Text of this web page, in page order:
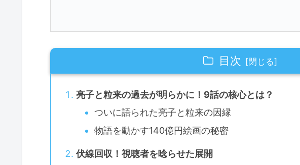
目次
亮子と粒来の過去が明らかに！9話の核心とは？
ついに語られた亮子と粒来の因縁
物語を動かす140億円絵画の秘密
伏線回収！視聴者を唸らせた展開